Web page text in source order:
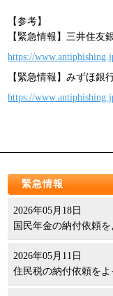
【参考】
【緊急情報】三井住友
https://
【緊急情報】みずほ銀
https://
緊急情報
2026年05月18日
国民年金の納付依頼
2026年05月11日
住民税の納付依頼を